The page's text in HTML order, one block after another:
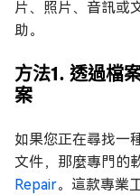
片、照片、音訊或
助。
方法1. 透過檔
案
如果您正在尋找一
文件，那麼專門的
Repair。這款專業